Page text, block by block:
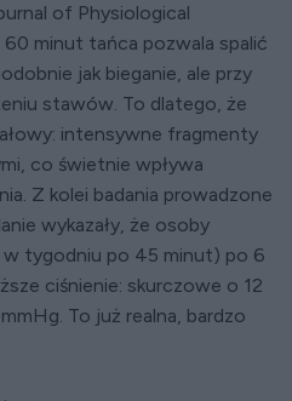
of Physiological
minut tańca pozwala spalić
jak bieganie, ale przy
stawów. To dlatego, że
intensywne fragmenty
co świetnie wpływa
Z kolei badania prowadzone
wykazały, że osoby
w tygodniu po 45 minut) po 6
ciśnienie: skurczowe o 12
To już realna, bardzo